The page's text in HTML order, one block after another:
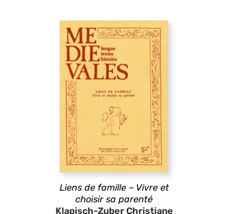
Liens de famille – Vivre et
choisir sa parenté
Klapisch-Zuber Christiane